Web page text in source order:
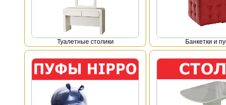
Туалетные столики Банкетки и